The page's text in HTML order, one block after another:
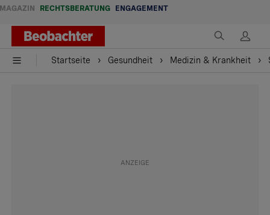
MAGAZIN RECHTSBERATUNG ENGAGEMENT
Startseite Gesundheit Medizin & Krankheit